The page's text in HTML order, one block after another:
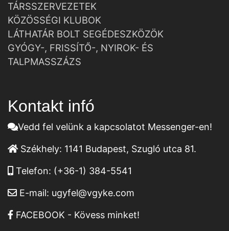
TÁRSSZERVEZETEK
KÖZÖSSÉGI KLUBOK
LÁTHATÁR BOLT SEGÉDESZKÖZÖK
GYÓGY-, FRISSÍTŐ-, NYIROK- ÉS
TALPMASSZÁZS
Kontakt infó
Vedd fel velünk a kapcsolatot Messenger-en!
Székhely: 1141 Budapest, Szugló utca 81.
Telefon: (+36-1) 384-5541
E-mail: ugyfel@vgyke.com
FACEBOOK - Kövess minket!